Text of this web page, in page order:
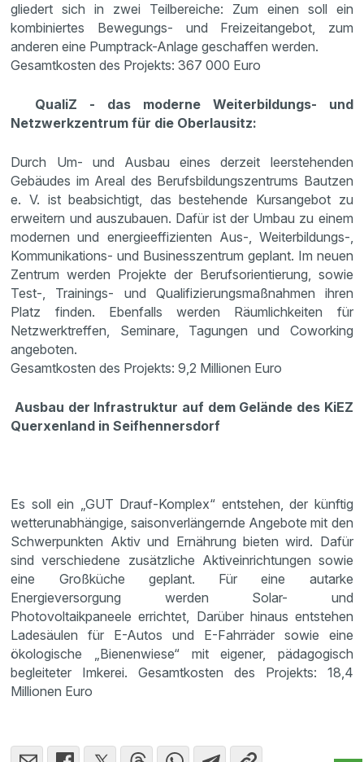
gliedert sich in zwei Teilbereiche: Zum einen soll ein
kombiniertes Bewegungs- und Freizeitangebot, zum
anderen eine Pumptrack-Anlage geschaffen werden.
Gesamtkosten des Projekts: 367 000 Euro
QualiZ - das moderne Weiterbildungs- und
Netzwerkzentrum für die Oberlausitz:
Durch Um- und Ausbau eines derzeit leerstehenden
Gebäudes im Areal des Berufsbildungszentrums Bautzen
e. V. ist beabsichtigt, das bestehende Kursangebot zu
erweitern und auszubauen. Dafür ist der Umbau zu einem
modernen und energieeffizienten Aus-, Weiterbildungs-,
Kommunikations- und Businesszentrum geplant. Im neuen
Zentrum werden Projekte der Berufsorientierung, sowie
Test-, Trainings- und Qualifizierungsmaßnahmen ihren
Platz finden. Ebenfalls werden Räumlichkeiten für
Netzwerktreffen, Seminare, Tagungen und Coworking
angeboten.
Gesamtkosten des Projekts: 9,2 Millionen Euro
Ausbau der Infrastruktur auf dem Gelände des KiEZ
Querxenland in Seifhennersdorf
Es soll ein „GUT Drauf-Komplex“ entstehen, der künftig
wetterunabhängige, saisonverlängernde Angebote mit den
Schwerpunkten Aktiv und Ernährung bieten wird. Dafür
sind verschiedene zusätzliche Aktiveinrichtungen sowie
eine Großküche geplant. Für eine autarke
Energieversorgung werden Solar- und
Photovoltaikpaneele errichtet, Darüber hinaus entstehen
Ladesäulen für E-Autos und E-Fahrräder sowie eine
ökologische „Bienenwiese“ mit eigener, pädagogisch
begleiteter Imkerei. Gesamtkosten des Projekts: 18,4
Millionen Euro